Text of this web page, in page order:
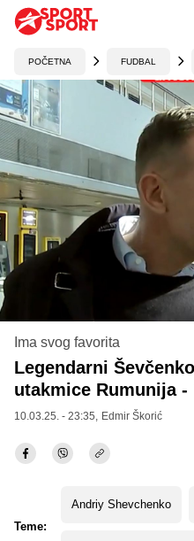
POČETNA FUDBAL
Ima svog favorita
Legendarni
utakmice Rumunija
10.03.25. - 23:35, Edmir Škorić
Teme:
Andriy Shevchenko